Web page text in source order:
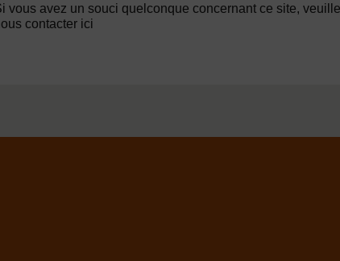
vous avez un souci quelconque concernant ce site,
contacter ici